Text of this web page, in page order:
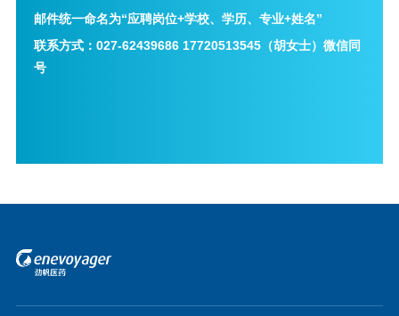
邮件统一命名为“应聘岗位+学校、学历、专业+姓名”
联系方式：027-62439686 17720513545（胡女士）微信同
号